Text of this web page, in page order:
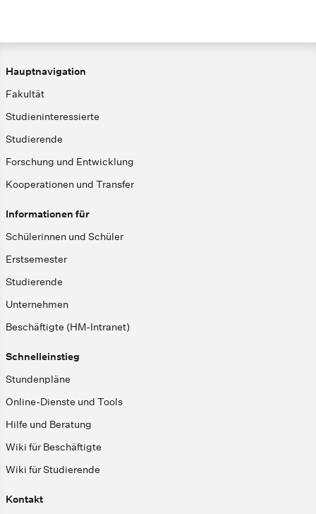
Hauptnavigation
Fakultät
Studieninteressierte
Studierende
Forschung und Entwicklung
Kooperationen und Transfer
Informationen für
Schülerinnen und Schüler
Erstsemester
Studierende
Unternehmen
Beschäftigte (HM-Intranet)
Schnelleinstieg
Stundenpläne
Online-Dienste und Tools
Hilfe und Beratung
Wiki für Beschäftigte
Wiki für Studierende
Kontakt